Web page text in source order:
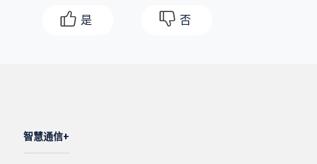
是 否
智慧通信